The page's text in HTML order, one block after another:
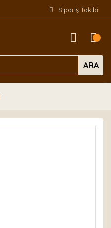
Sipariş Takibi
ARA